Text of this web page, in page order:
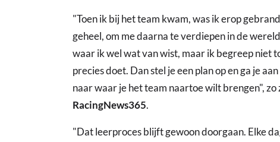
"Toen ik bij het team kwam, was ik erop
geheel, om me daarna te verdiepen in de
waar ik wel wat van wist, maar ik begreep niet
precies doet. Dan stel je een plan op en ga je
naar waar je het team naartoe wilt brengen",
RacingNews365.
"Dat leerproces blijft gewoon doorgaan. Elke